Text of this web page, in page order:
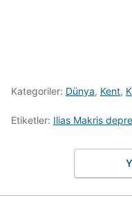
Kategoriler: Dünya, Kent,
Etiketler: Ilias Makris